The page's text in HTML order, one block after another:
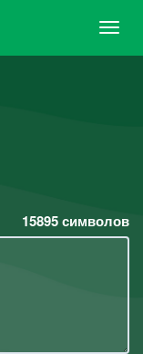
15895символов